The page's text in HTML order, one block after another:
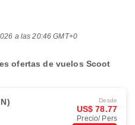
a las 20:46 GMT+0
ofertas de vuelos Scoot
Desde
US$ 78.77
Precio/ Pers